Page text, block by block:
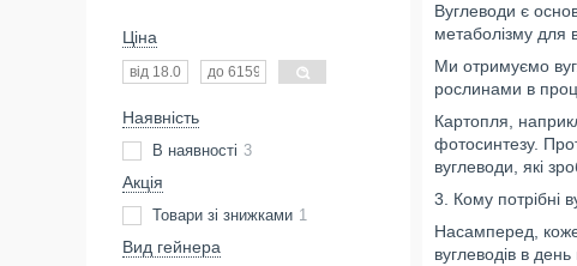
Вуглеводи є
метаболізму для
Ми отримуємо
рослинами в
Картопля,
фотосинтезу.
вуглеводи, які
3. Кому потрібні
Насамперед,
вуглеводів в
Ціна
Наявність
В наявності 3
Акція
Товари зі знижками 1
Вид гейнера